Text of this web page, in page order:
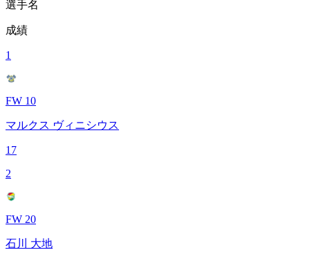
選手名
成績
1
FW 10
マルクス ヴィニシウス
17
2
FW 20
石川 大地